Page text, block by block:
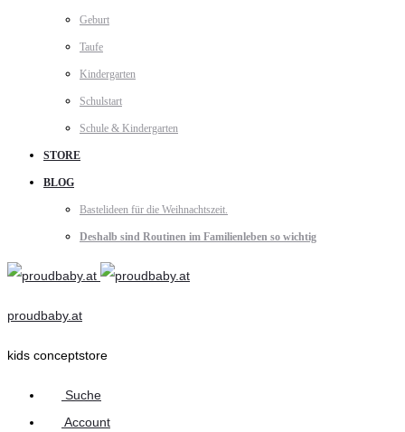
Geburt
Taufe
Kindergarten
Schulstart
Schule & Kindergarten
STORE
BLOG
Bastelideen für die Weihnachtszeit.
Deshalb sind Routinen im Familienleben so wichtig
proudbaby.at
kids conceptstore
Suche
Account